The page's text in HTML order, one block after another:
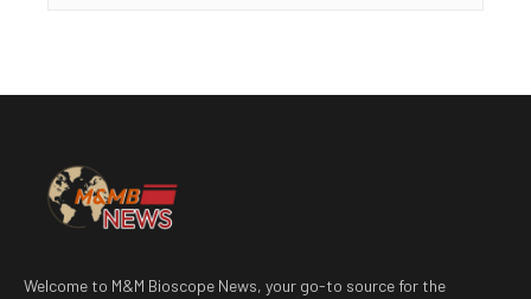
Welcome to M&M Bioscope News, your go-to source for the